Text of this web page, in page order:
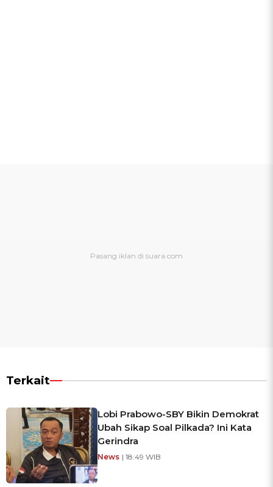
Terkait
Lobi Prabowo-SBY Bikin Demokrat
Ubah Sikap Soal Pilkada? Ini Kata
Gerindra
News | 18:49 WIB